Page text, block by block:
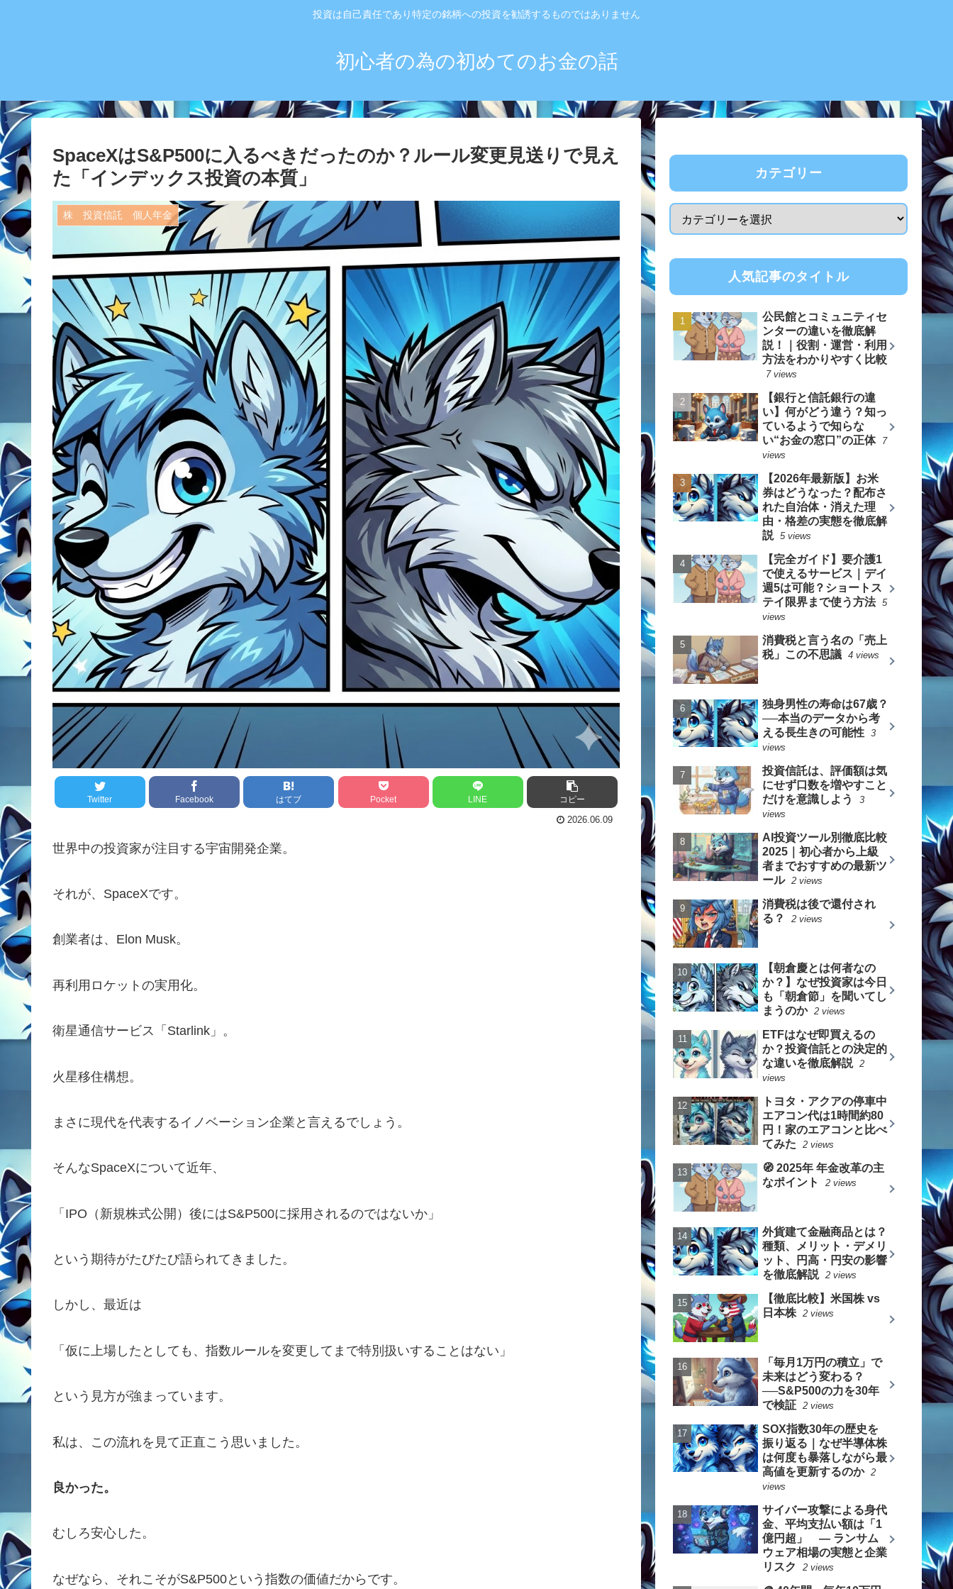
投資は自己責任であり特定の銘柄への投資を勧誘するものではありません
初心者の為の初めてのお金の話
SpaceXはS&P500に入るべきだったのか？ルール変更見送りで見え
た「インデックス投資の本質」
株 投資信託 個人年金
Twitter Facebook はてブ Pocket LINE コピー
2026.06.09
世界中の投資家が注目する宇宙開発企業。
それが、SpaceXです。
創業者は、Elon Musk。
再利用ロケットの実用化。
衛星通信サービス「Starlink」。
火星移住構想。
まさに現代を代表するイノベーション企業と言えるでしょう。
そんなSpaceXについて近年、
「IPO（新規株式公開）後にはS&P500に採用されるのではないか」
という期待がたびたび語られてきました。
しかし、最近は
「仮に上場したとしても、指数ルールを変更してまで特別扱いすることはない」
という見方が強まっています。
私は、この流れを見て正直こう思いました。
良かった。
むしろ安心した。
なぜなら、それこそがS&P500という指数の価値だからです。
カテゴリー
人気記事のタイトル
公民館とコミュニティセ
ンターの違いを徹底解
説！｜役割・運営・利用
方法をわかりやすく比較
7 views
【銀行と信託銀行の違
い】何がどう違う？知っ
ているようで知らな
い“お金の窓口”の正体
7
views
【2026年最新版】お米
券はどうなった？配布さ
れた自治体・消えた理
由・格差の実態を徹底解
説 5 views
【完全ガイド】要介護1
で使えるサービス｜デイ
週5は可能？ショートス
テイ限界まで使う方法 5
views
消費税と言う名の「売上
税」この不思議 4 views
独身男性の寿命は67歳？
──本当のデータから考
える長生きの可能性 3
views
投資信託は、評価額は気
にせず口数を増やすこと
だけを意識しよう
3
views
AI投資ツール別徹底比較
2025｜初心者から上級
者までおすすめの最新ツ
ール 2 views
消費税は後で還付され
る？
2 views
【朝倉慶とは何者なの
か？】なぜ投資家は今日
も「朝倉節」を聞いてし
まうのか 2 views
ETFはなぜ即買えるの
か？投資信託との決定的
な違いを徹底解説 2
views
トヨタ・アクアの停車中
エアコン代は1時間約80
円！家のエアコンと比べ
てみた
2 views
🧭 2025年 年金改革の主
なポイント
2 views
外貨建て金融商品とは？
種類、メリット・デメリ
ット、円高・円安の影響
を徹底解説 2 views
【徹底比較】米国株 vs
日本株 2 views
「毎月1万円の積立」で
未来はどう変わる？
──S&P500の力を30年
で検証 2 views
SOX指数30年の歴史を
振り返る｜なぜ半導体株
は何度も暴落しながら最
高値を更新するのか 2
views
サイバー攻撃による身代
金、平均支払い額は「1
億円超」 ― ランサム
ウェア相場の実態と企業
リスク
2 views